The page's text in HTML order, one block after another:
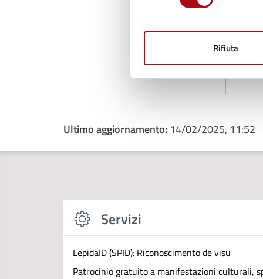
Rifiuta
Ultimo aggiornamento: 14/02/2025, 11:52
Servizi
LepidaID (SPID): Riconoscimento de visu
Patrocinio gratuito a manifestazioni culturali,